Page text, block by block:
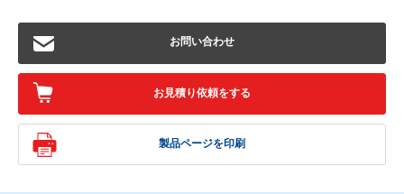
お問い合わせ
お見積り依頼をする
製品ページを印刷